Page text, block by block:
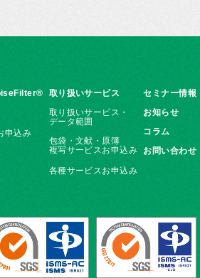
申込み
取り扱いサービス
取り扱いサービス・
データ範囲
包袋・文献・原簿
複写サービスお申込み
各種サービスお申込み
セミナー情報
お知らせ
コラム
お問い合わせ